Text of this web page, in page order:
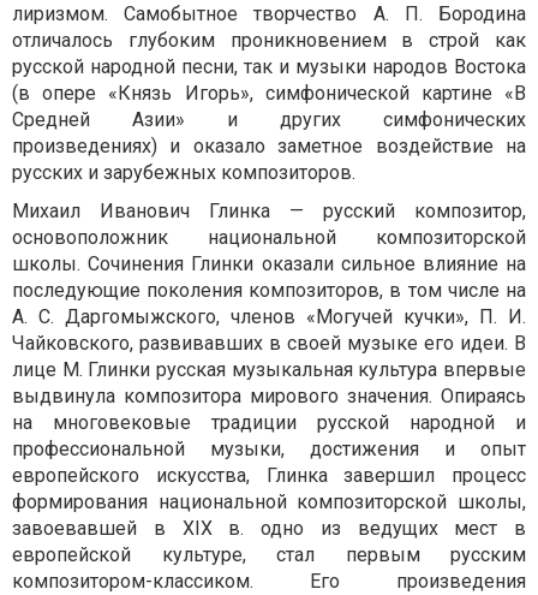
лиризмом. Самобытное творчество А. П. Бородина
отличалось глубоким проникновением в строй как
русской народной песни, так и музыки народов Востока
(в опере «Князь Игорь», симфонической картине «В
Средней Азии» и других симфонических
произведениях) и оказало заметное воздействие на
русских и зарубежных композиторов.
Михаил Иванович Глинка — русский композитор,
основоположник национальной композиторской
школы. Сочинения Глинки оказали сильное влияние на
последующие поколения композиторов, в том числе на
А. С. Даргомыжского, членов «Могучей кучки», П. И.
Чайковского, развивавших в своей музыке его идеи. В
лице М. Глинки русская музыкальная культура впервые
выдвинула композитора мирового значения. Опираясь
на многовековые традиции русской народной и
профессиональной музыки, достижения и опыт
европейского искусства, Глинка завершил процесс
формирования национальной композиторской школы,
завоевавшей в XIX в. одно из ведущих мест в
европейской культуре, стал первым русским
композитором-классиком. Его произведения